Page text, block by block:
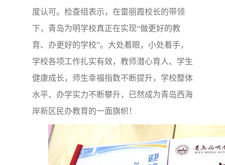
度认可。检查组表示，在雷丽霞校长的带领
下，青岛为明学校真正在实现“做更好的教
育、办更好的学校”。大处着眼，小处着手，
学校各项工作扎实有效，教师潜心育人、学生
健康成长，师生幸福指数不断提升，学校整体
水平、办学实力不断攀升，已然成为青岛西海
岸新区民办教育的一面旗帜！